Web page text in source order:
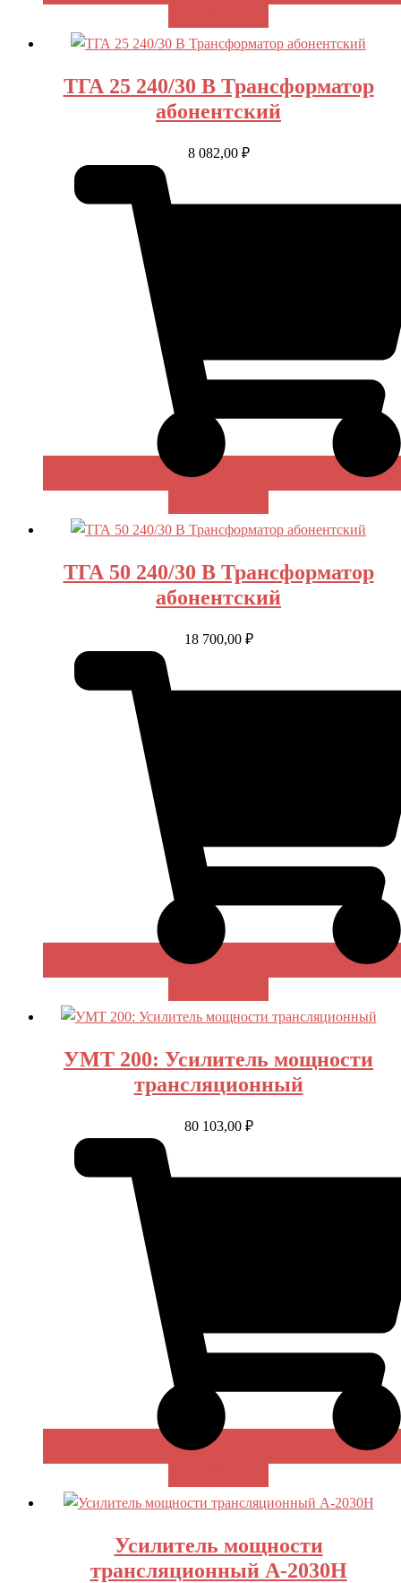
ТГА 25 240/30 В Трансформатор
абонентский
8 082,00 ₽
ТГА 50 240/30 В Трансформатор
абонентский
18 700,00 ₽
УМТ 200: Усилитель мощности
трансляционный
80 103,00 ₽
Усилитель мощности
трансляционный A-2030H